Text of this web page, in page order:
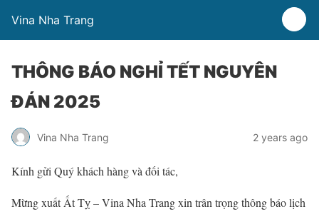
Vina Nha Trang
THÔNG BÁO NGHỈ TẾT NGUYÊN
ĐÁN 2025
Vina Nha Trang 2 years ago
Kính gửi Quý khách hàng và đối tác,
Mừng xuất Ất Tỵ – Vina Nha Trang xin trân trọng thông báo lịch